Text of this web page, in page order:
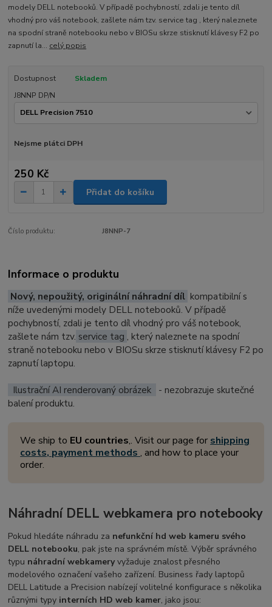
modely DELL notebooků. V případě pochybností, zdali je tento díl
vhodný pro váš notebook, zašlete nám tzv. service tag , který naleznete
na spodní straně notebooku nebo v BIOSu skrze stisknutí klávesy F2 po
zapnutí la... celý popis
Dostupnost
Skladem
J8NNP DP/N
Nejsme plátci DPH
250 Kč
Přidat do košíku
Číslo produktu: J8NNP-7
Informace o produktu
Nový, nepoužitý, originální náhradní díl kompatibilní s
níže uvedenými modely DELL notebooků. V případě
pochybností, zdali je tento díl vhodný pro váš notebook,
zašlete nám tzv. service tag , který naleznete na spodní
straně notebooku nebo v BIOSu skrze stisknutí klávesy F2 po
zapnutí laptopu.
Ilustrační AI renderovaný obrázek
- nezobrazuje skutečné
balení produktu.
We ship to EU countries,. Visit our page for shipping
costs, payment methods, and how to place your
order.
Náhradní DELL webkamera pro notebooky
Pokud hledáte náhradu za nefunkční hd web kameru svého
DELL notebooku, pak jste na správném místě. Výběr správného
typu náhradní webkameryvyžaduje znalost přesného
modelového označení vašeho zařízení. Business řady laptopů
DELL Latitude a Precision nabízejí volitelné konfigurace s několika
různými typy interních HD web kamer, jako jsou: